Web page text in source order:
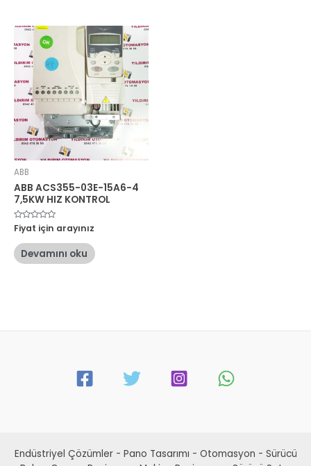
ABB
ABB ACS355-03E-15A6-4
7,5KW HIZ KONTROL
5
üzerinden
oy
aldı
Fiyat için arayınız
Devamını oku
Endüstriyel Çözümler - Pano Tasarımı - Otomasyon - Sürücü